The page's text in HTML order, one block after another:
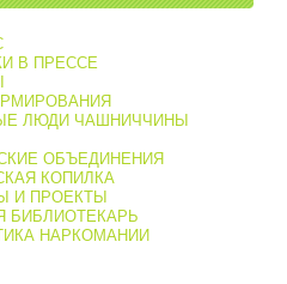
В ПРЕССЕ
ЛЮДИ ЧАШНИЧЧИНЫ
ОБЪЕДИНЕНИЯ
КОПИЛКА
И ПРОЕКТЫ
БИБЛИОТЕКАРЬ
НАРКОМАНИИ